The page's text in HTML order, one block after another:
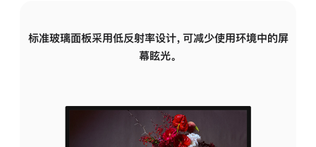
标准玻璃面板采用低反射率设计，可减少使用环境中的屏
幕眩光。